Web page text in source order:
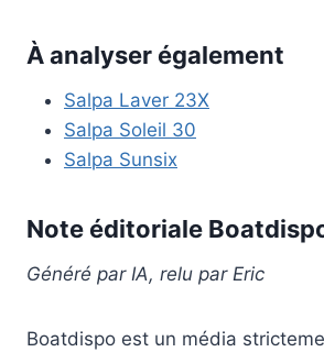
À analyser également
Salpa Laver 23X
Salpa Soleil 30
Salpa Sunsix
Note éditoriale
Généré par IA, relu par Eric
Boatdispo est un média